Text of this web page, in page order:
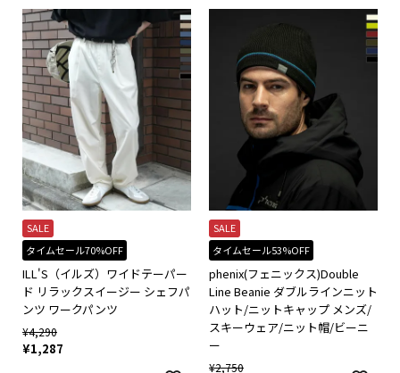
SALE
タイムセール70%OFF
ILL'S（イルズ）ワイドテーパー
ド リラックスイージー シェフパ
ンツ ワークパンツ
¥4,290
¥1,287
SALE
タイムセール53%OFF
phenix(フェニックス)Double
Line Beanie ダブルラインニット
ハット/ニットキャップ メンズ/
スキーウェア/ニット帽/ビーニ
ー
¥2,750